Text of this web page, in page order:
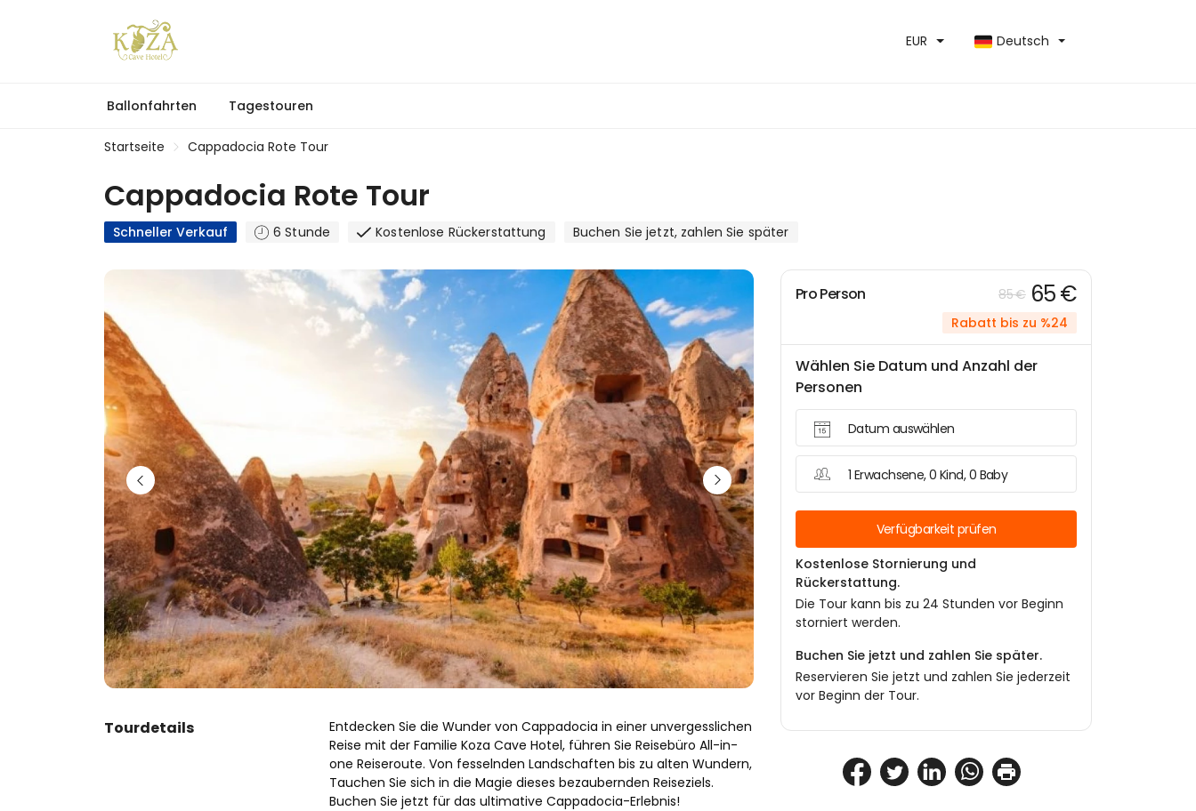
EUR Deutsch
Ballonfahrten Tagestouren
Startseite Cappadocia Rote Tour
Cappadocia Rote Tour
Schneller Verkauf 6 Stunde Kostenlose Rückerstattung Buchen Sie jetzt, zahlen Sie später
Tourdetails
Entdecken Sie die Wunder von Cappadocia in einer unvergesslichen
Reise mit der Familie Koza Cave Hotel, führen Sie Reisebüro All-in-
one Reiseroute. Von fesselnden Landschaften bis zu alten Wundern,
Tauchen Sie sich in die Magie dieses bezaubernden Reiseziels.
Buchen Sie jetzt für das ultimative Cappadocia-Erlebnis!
Pro Person 85 € 65 €
Rabatt bis zu %24
Wählen Sie Datum und Anzahl der
Personen
Datum auswählen
1 Erwachsene, 0 Kind, 0 Baby
Verfügbarkeit prüfen
Kostenlose Stornierung und
Rückerstattung.
Die Tour kann bis zu 24 Stunden vor Beginn
storniert werden.
Buchen Sie jetzt und zahlen Sie später.
Reservieren Sie jetzt und zahlen Sie jederzeit
vor Beginn der Tour.